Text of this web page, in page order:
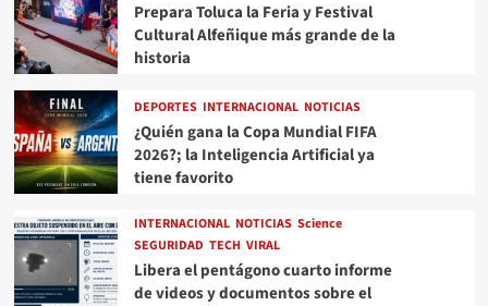
Prepara Toluca la Feria y Festival
Cultural Alfeñique más grande de la
historia
DEPORTES INTERNACIONAL NOTICIAS
¿Quién gana la Copa Mundial FIFA
2026?; la Inteligencia Artificial ya
tiene favorito
INTERNACIONAL NOTICIAS Science
SEGURIDAD TECH VIRAL
Libera el pentágono cuarto informe
de videos y documentos sobre el